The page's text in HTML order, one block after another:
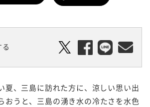
夏、三島に訪れた方に、涼しい思い出
おうと、三島の湧き水の冷たさを水色